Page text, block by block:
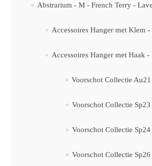
Abstrarium - M - French Terry -
Accessoires Hanger met Klem
Accessoires Hanger met Haak -
Voorschot Collectie Au21
Voorschot Collectie Sp23
Voorschot Collectie Sp24
Voorschot Collectie Sp26